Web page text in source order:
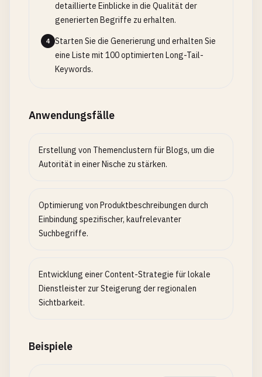
detaillierte Einblicke in die Qualität der
generierten Begriffe zu erhalten.
4
Starten Sie die Generierung und erhalten Sie
eine Liste mit 100 optimierten Long-Tail-
Keywords.
Anwendungsfälle
Erstellung von Themenclustern für Blogs, um die
Autorität in einer Nische zu stärken.
Optimierung von Produktbeschreibungen durch
Einbindung spezifischer, kaufrelevanter
Suchbegriffe.
Entwicklung einer Content-Strategie für lokale
Dienstleister zur Steigerung der regionalen
Sichtbarkeit.
Beispiele